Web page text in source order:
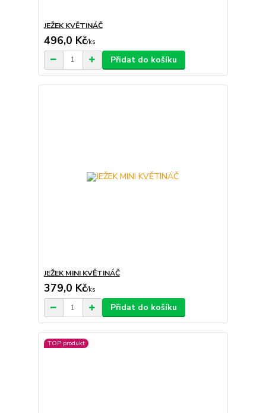
JEŽEK KVĚTINÁČ
496,0 Kč/ks
Přidat do košíku
JEŽEK MINI KVĚTINÁČ
379,0 Kč/ks
Přidat do košíku
TOP produkt